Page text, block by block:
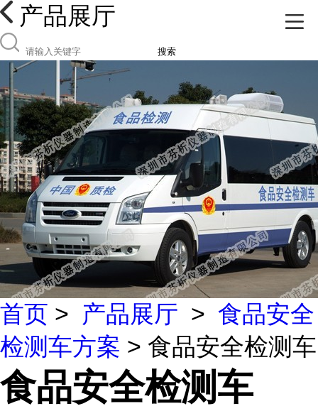
产品展厅
搜索
首页 > 产品展厅 > 食品安全
检测车方案 > 食品安全检测车
食品安全检测车